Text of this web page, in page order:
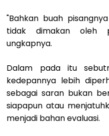
"Bahkan buah
tidak dimakan oleh
ungkapnya.
Dalam pada itu
kedepannya lebih
sebagai saran bukan
siapapun atau
menjadi bahan evaluasi.